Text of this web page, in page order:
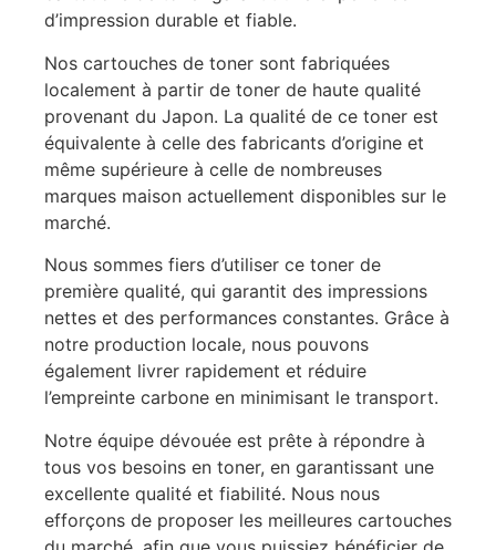
d’impression durable et fiable.
Nos cartouches de toner sont fabriquées
localement à partir de toner de haute qualité
provenant du Japon. La qualité de ce toner est
équivalente à celle des fabricants d’origine et
même supérieure à celle de nombreuses
marques maison actuellement disponibles sur le
marché.
Nous sommes fiers d’utiliser ce toner de
première qualité, qui garantit des impressions
nettes et des performances constantes. Grâce à
notre production locale, nous pouvons
également livrer rapidement et réduire
l’empreinte carbone en minimisant le transport.
Notre équipe dévouée est prête à répondre à
tous vos besoins en toner, en garantissant une
excellente qualité et fiabilité. Nous nous
efforçons de proposer les meilleures cartouches